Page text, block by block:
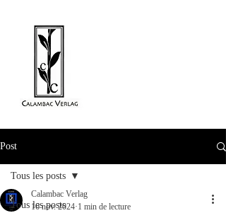
Post
Tous les posts
Tous les posts
Calambac Verlag
16 nov. 2024 1 min de lecture